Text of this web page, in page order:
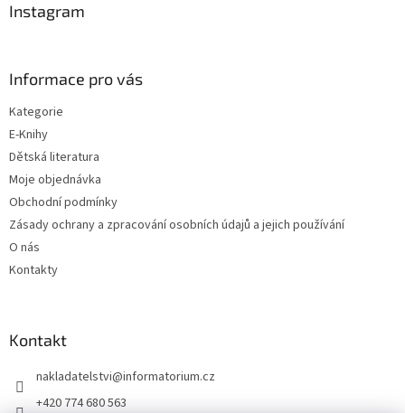
Instagram
Informace pro vás
Kategorie
E-Knihy
Dětská literatura
Moje objednávka
Obchodní podmínky
Zásady ochrany a zpracování osobních údajů a jejich používání
O nás
Kontakty
Kontakt
nakladatelstvi@informatorium.cz
+420 774 680 563